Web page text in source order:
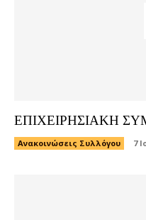
ΕΠΙΧΕΙΡΗΣΙΑΚΗ
Ανακοινώσεις Συλλόγου 7